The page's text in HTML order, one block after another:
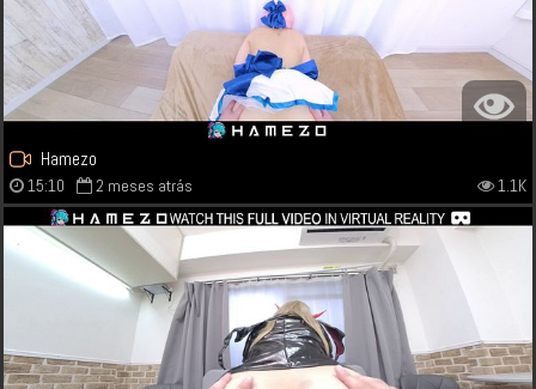
Hamezo
15:10 2 meses atrás 1.1K